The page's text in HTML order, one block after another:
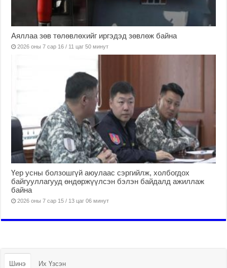
Аяллаа зөв төлөвлөхийг иргэдэд зөвлөж байна
2026 оны 7 сар 16 / 11 цаг 50 минут
Үер усны болзошгүй аюулаас сэргийлж, холбогдох
байгууллагууд өндөржүүлсэн бэлэн байдалд ажиллаж
байна
2026 оны 7 сар 15 / 13 цаг 06 минут
Шинэ Их Үзсэн